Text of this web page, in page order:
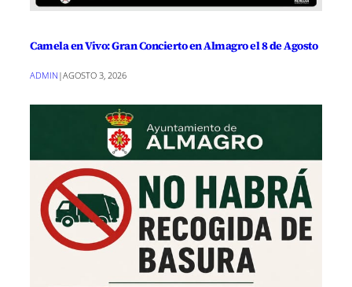
Camela en Vivo: Gran Concierto en Almagro el 8 de Agosto
ADMIN |AGOSTO 3, 2026